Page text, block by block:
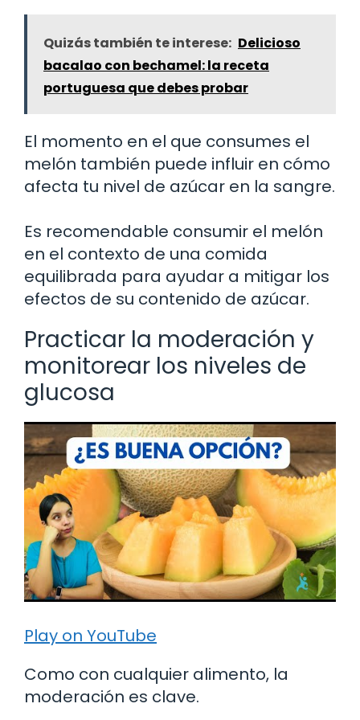
Quizás también te interese: Delicioso
bacalao con bechamel: la receta
portuguesa que debes probar
El momento en el que consumes el
melón también puede influir en cómo
afecta tu nivel de azúcar en la sangre.
Es recomendable consumir el melón
en el contexto de una comida
equilibrada para ayudar a mitigar los
efectos de su contenido de azúcar.
Practicar la moderación y
monitorear los niveles de
glucosa
Play on YouTube
Como con cualquier alimento, la
moderación es clave.